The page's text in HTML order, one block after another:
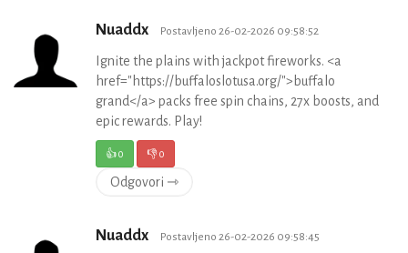
Nuaddx Postavljeno 26-02-2026 09:58:52
Ignite the plains with jackpot fireworks. <a
href="https://buffaloslotusa.org/">buffalo
grand</a> packs free spin chains, 27x boosts, and
epic rewards. Play!
👍0 👎0
Odgovori ⇾
Nuaddx Postavljeno 26-02-2026 09:58:45